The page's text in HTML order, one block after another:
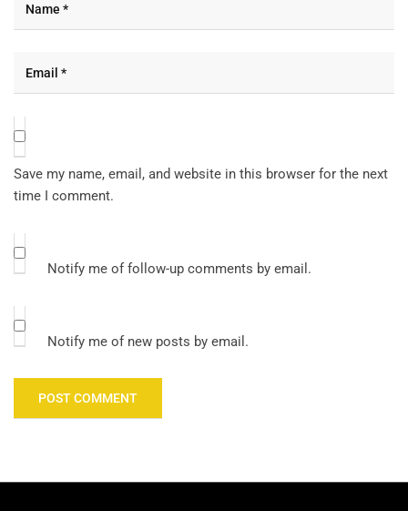
Save my name, email, and website in this browser for the next
time I comment.
Notify me of follow-up comments by email.
Notify me of new posts by email.